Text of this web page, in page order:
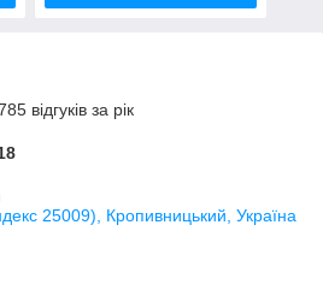
відгуків за рік
25009), Кропивницький, Україна